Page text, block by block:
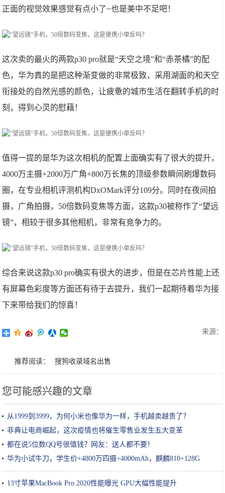
正面的视觉效果感觉有点小了~也是美中不足吧！
​这次卖的最火的两款p30 pro就是“天空之境”和“赤茶橘”的配
色，华为真的是把这种渐变做的非常极致，采用湖面的和天空
衔接处的自然光感的颜色，让疲惫的城市生活在翻转手机的时
刻，得到心灵的慰藉！
​值得一提的是华为这次相机的配置上面确实有了很大的提升，
4000万主摄+2000万广角+800万长焦的顶级参数瞬间刷爆数码
圈，在专业相机评测机构DxOMark评分109分。同时在夜间拍
摄，广角拍摄，50倍数码变焦等方面，这款p30被称作了“望远
镜”，相较于很多其他相机，非常有竞争力的。
​综合来说这款p30 pro确实有很大的进步，但是在芯片性能上还
有屏幕色彩度等方面还有待于去提升，我们一起期待着华为接
下来带给我们的惊喜！
来源：
推荐阅读： 搜狗收录域名出售
您可能感兴趣的文章
从1999到3999，为何小米也像华为一样，手机越卖越贵了？
非典让电商崛起，这次疫情也将催生零售业发生五大变革
都在说5位数QQ号很值钱？网友：送人都不要！
华为小试牛刀，学生价+4800万四摄+4000mAh，麒麟810+128G
13寸苹果MacBook Pro 2020性能曝光 GPU大幅性能提升